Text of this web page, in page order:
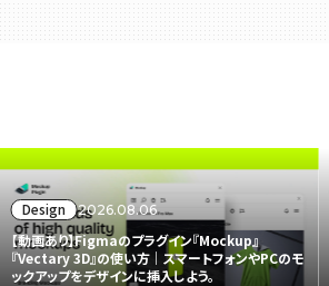
Design 2026.08.06
【動画あり】Figmaのプラグイン『Mockup』
『Vectary 3D』の使い方｜スマートフォンやPCのモ
ックアップをデザインに挿入しよう。